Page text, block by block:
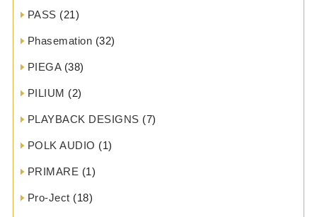
PASS (21)
Phasemation (32)
PIEGA(38)
PILIUM (2)
PLAYBACK DESIGNS (7)
POLK AUDIO (1)
PRIMARE (1)
Pro-Ject (18)